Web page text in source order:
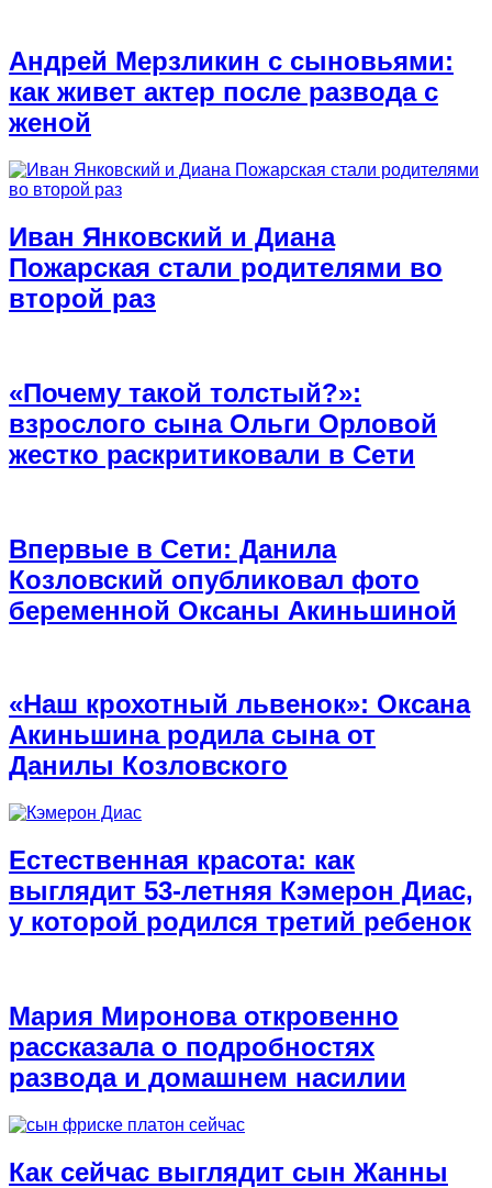
Андрей Мерзликин с сыновьями:
как живет актер после развода с
женой
Иван Янковский и Диана
Пожарская стали родителями во
второй раз
«Почему такой толстый?»:
взрослого сына Ольги Орловой
жестко раскритиковали в Сети
Впервые в Сети: Данила
Козловский опубликовал фото
беременной Оксаны Акиньшиной
«Наш крохотный львенок»: Оксана
Акиньшина родила сына от
Данилы Козловского
Естественная красота: как
выглядит 53-летняя Кэмерон Диас,
у которой родился третий ребенок
Мария Миронова откровенно
рассказала о подробностях
развода и домашнем насилии
Как сейчас выглядит сын Жанны